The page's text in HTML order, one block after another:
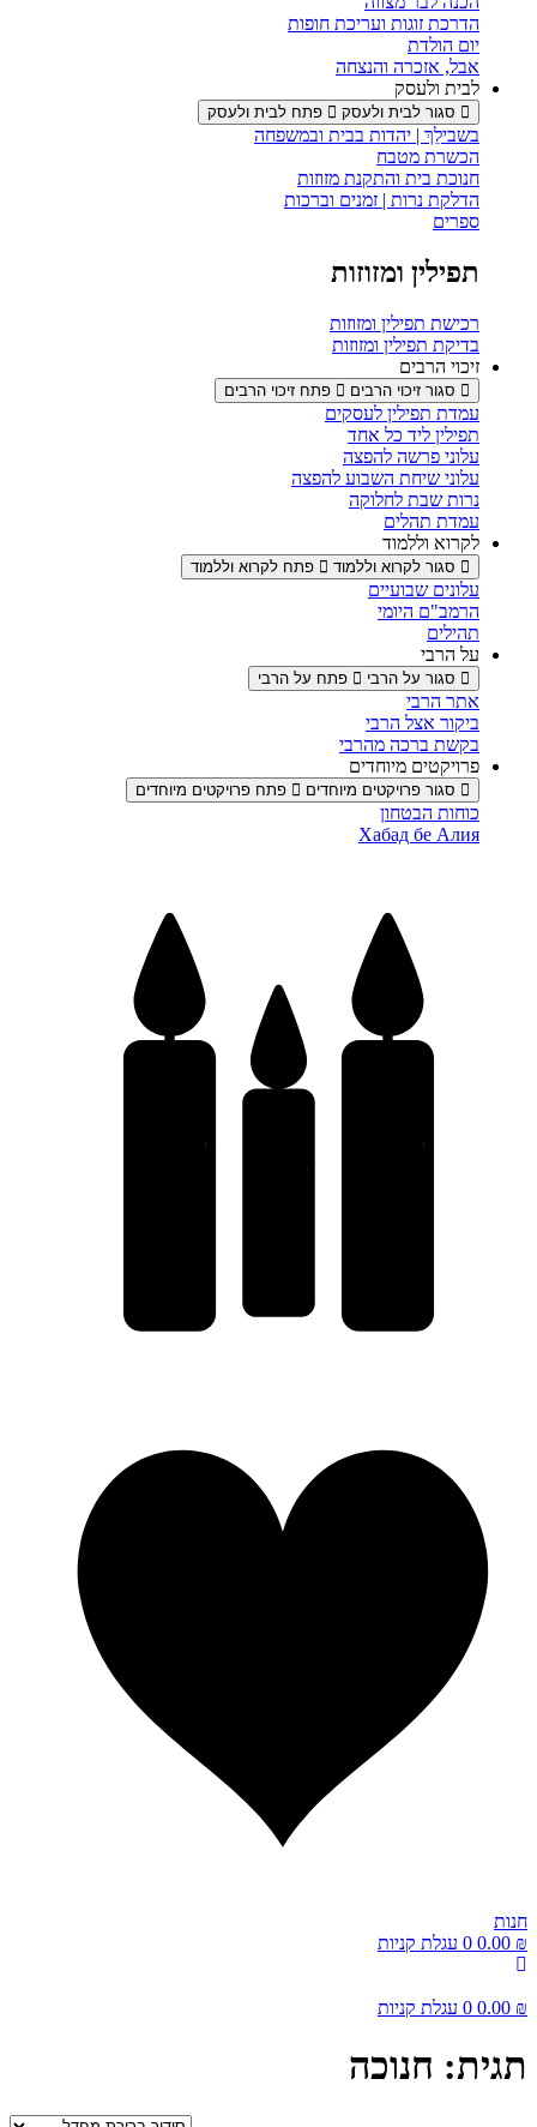
הדרכת זוגות ועריכת חופות
יום הולדת
אבל, אזכרה והנצחה
לבית ולעסק
סגור לבית ולעסק פתח לבית ולעסק
בשבילֵךְ | יהדות בבית ובמשפחה
הכשרת מטבח
חנוכת בית והתקנת מזוזות
הדלקת נרות | זמנים וברכות
ספרים
תפילין ומזוזות
רכישת תפילין ומזוזות
בדיקת תפילין ומזוזות
זיכוי הרבים
סגור זיכוי הרבים פתח זיכוי הרבים
עמדת תפילין לעסקים
תפילין ליד כל אחד
עלוני פרשה להפצה
עלוני שיחת השבוע להפצה
נרות שבת לחלוקה
עמדת תהלים
לקרוא וללמוד
סגור לקרוא וללמוד פתח לקרוא וללמוד
עלונים שבועיים
הרמב"ם היומי
תהילים
על הרבי
סגור על הרבי פתח על הרבי
אתר הרבי
ביקור אצל הרבי
בקשת ברכה מהרבי
פרויקטים מיוחדים
סגור פרויקטים מיוחדים פתח פרויקטים מיוחדים
כוחות הבטחון
Хабад бе Алия
חנות
0.00 ₪
0 עגלת קניות
0.00 ₪
0 עגלת קניות
תגית: חנוכה